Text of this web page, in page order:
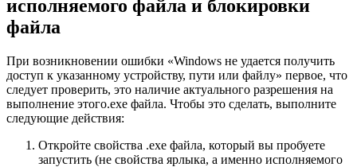
исполняемого файла и блокировки
файла
При возникновении ошибки «Windows не удaется получить
доступ к указанному устройству, пути или файлу» первое, что
следует проверить, это наличие актуального разрешения на
выполнение этого.exe файла. Чтобы это сделать, выполните
следующие действия:
Откройте свойства .exe файла, который вы пробуете
запустить (не свойства ярлыка, а именно исполняемого